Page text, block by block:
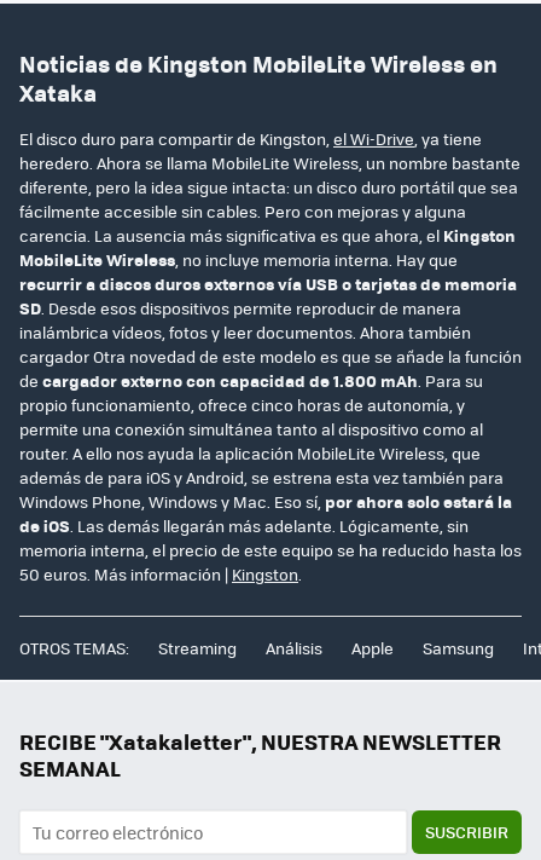
Noticias de Kingston MobileLite Wireless en
Xataka
El disco duro para compartir de Kingston,el Wi-Drive, ya tiene
heredero. Ahora se llama MobileLite Wireless, un nombre bastante
diferente, pero la idea sigue intacta: un disco duro portátil que sea
fácilmente accesible sin cables. Pero con mejoras y alguna
carencia. La ausencia más significativa es que ahora, el Kingston
MobileLite Wireless, no incluye memoria interna. Hay que
recurrir a discos duros externos vía USB o tarjetas de memoria
SD. Desde esos dispositivos permite reproducir de manera
inalámbrica vídeos, fotos y leer documentos. Ahora también
cargador Otra novedad de este modelo es que se añade la función
de cargador externo con capacidad de 1.800 mAh. Para su
propio funcionamiento, ofrece cinco horas de autonomía, y
permite una conexión simultánea tanto al dispositivo como al
router. A ello nos ayuda la aplicación MobileLite Wireless, que
además de para iOS y Android, se estrena esta vez también para
Windows Phone, Windows y Mac. Eso sí, por ahora solo estará la
de iOS. Las demás llegarán más adelante. Lógicamente, sin
memoria interna, el precio de este equipo se ha reducido hasta los
50 euros. Más información | Kingston.
OTROS TEMAS: Streaming Análisis Apple Samsung
RECIBE "Xatakaletter", NUESTRA NEWSLETTER
SEMANAL
SUSCRIBIR